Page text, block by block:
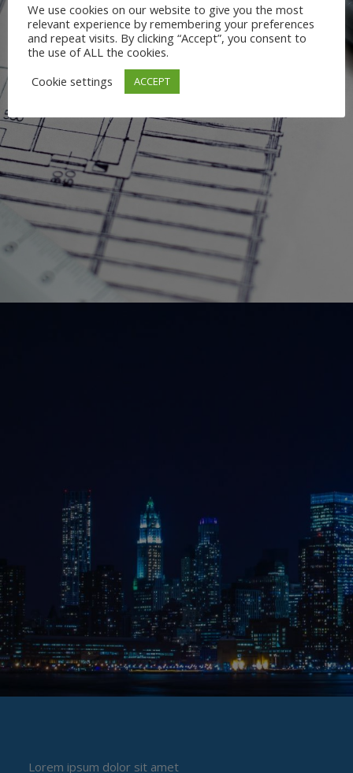
Lorem ipsum dolor sit amet
We use cookies on our website to give you the most
relevant experience by remembering your preferences
and repeat visits. By clicking “Accept”, you consent to
the use of ALL the cookies.
Cookie settings
ACCEPT